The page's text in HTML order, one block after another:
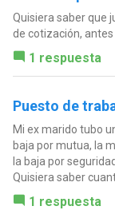
Quisiera saber que
de cotización, antes
1 respuesta
Puesto de
Mi ex marido tubo
baja por mutua, la
la baja por
Quisiera saber
1 respuesta